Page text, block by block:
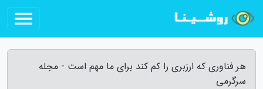
هر فناوری که ارزبری را کم کند برای ما مهم است - مجله
سرگرمی